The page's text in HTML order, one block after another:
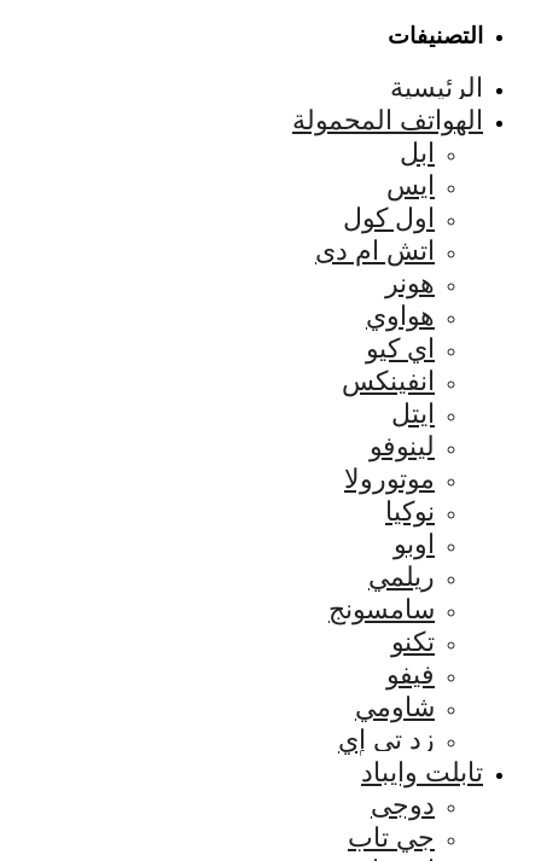
التصنيفات
الرئيسية
الهواتف المحمولة
ابل
ايس
اول كول
اتش ام دى
هونر
هواوي
اي كيو
انفينكس
ايتل
لينوفو
موتورولا
نوكيا
اوبو
ريلمي
سامسونج
تكنو
فيفو
شاومي
زد تي إي
تابلت وايباد
دوجى
جي تاب